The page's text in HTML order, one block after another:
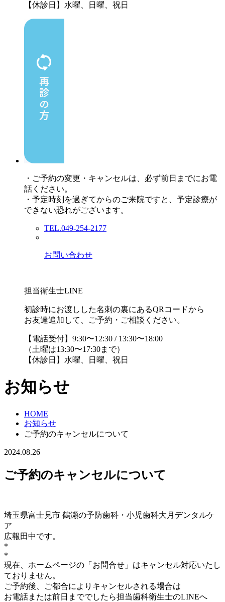
【休診日】水曜、日曜、祝日
・ご予約の変更・キャンセルは、必ず前日までにお電
話ください。
・予定時刻を過ぎてからのご来院ですと、予定診療が
できない恐れがございます。
TEL.049-254-2177
お問い合わせ
担当衛生士LINE
初診時にお渡しした名刺の裏にあるQRコードから
お友達追加して、ご予約・ご相談ください。
【電話受付】9:30〜12:30 / 13:30〜18:00
（土曜は13:30〜17:30まで）
【休診日】水曜、日曜、祝日
お知らせ
HOME
お知らせ
ご予約のキャンセルについて
2024.08.26
ご予約のキャンセルについて
埼玉県富士見市 鶴瀬の予防歯科・小児歯科大月デンタルケ
ア
広報田中です。
*
*
現在、ホームページの「お問合せ」はキャンセル対応いたし
ておりません。
ご予約後、ご都合によりキャンセルされる場合は
お電話または前日まででしたら担当歯科衛生士のLINEへ